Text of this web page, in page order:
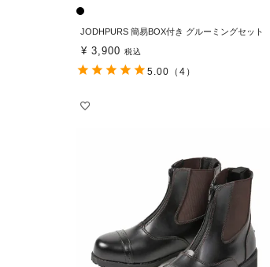
JODHPURS 簡易BOX付き グルーミングセット
¥ 3,900 税込
5.00 （4）